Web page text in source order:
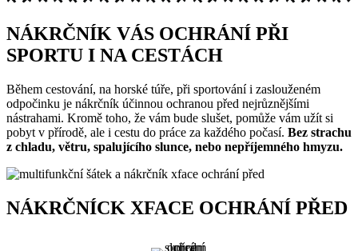
NÁKRČNÍK VÁS OCHRÁNÍ PŘI
SPORTU I NA CESTÁCH
Během cestování, na horské túře, při sportování i zaslouženém
odpočinku je nákrčník účinnou ochranou před nejrůznějšími
nástrahami. Kromě toho, že vám bude slušet, pomůže vám užít si
pobyt v přírodě, ale i cestu do práce za každého počasí. Bez strachu
z chladu, větru, spalujícího slunce, nebo nepříjemného hmyzu.
NÁKRČNÍCK XFACE OCHRÁNÍ PŘED